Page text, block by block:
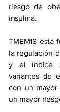
riesgo de
insulina.
TMEM18 está
la regulación
y el índice
variantes de
con un mayor
un mayor